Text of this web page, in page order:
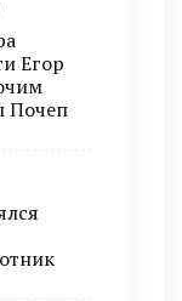
Егор
Почеп